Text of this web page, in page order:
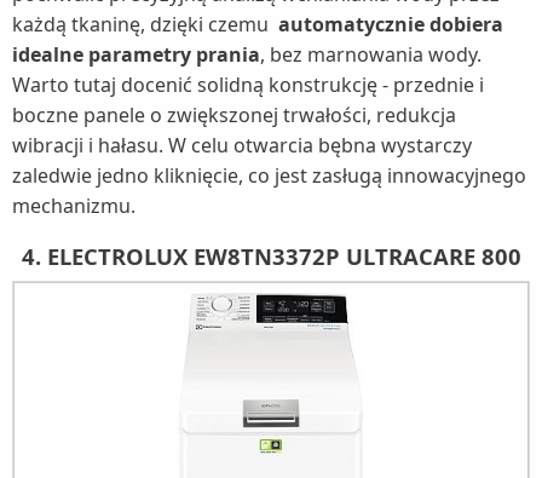
każdą tkaninę, dzięki czemu automatycznie dobiera
idealne parametry prania, bez marnowania wody.
Warto tutaj docenić solidną konstrukcję - przednie i
boczne panele o zwiększonej trwałości, redukcja
wibracji i hałasu. W celu otwarcia bębna wystarczy
zaledwie jedno kliknięcie, co jest zasługą innowacyjnego
mechanizmu.
4. ELECTROLUX EW8TN3372P ULTRACARE 800